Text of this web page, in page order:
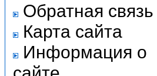
Обратная связь
Карта сайта
Информация о